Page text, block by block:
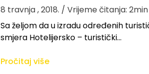
8 travnja , 2018. / Vrijeme čitanja: 2min
Sa željom da u izradu određenih
smjera Hotelijersko – turistički…
Pročitaj više